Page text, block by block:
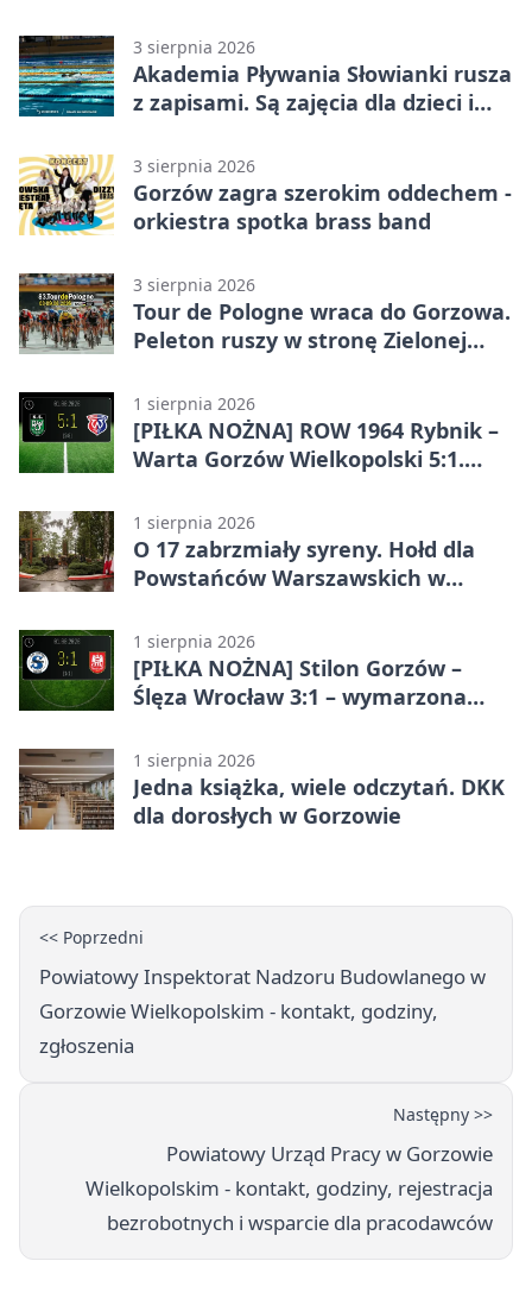
3 sierpnia 2026
Akademia Pływania Słowianki rusza
z zapisami. Są zajęcia dla dzieci i
3 sierpnia 2026
Gorzów zagra szerokim oddechem -
orkiestra spotka brass band
3 sierpnia 2026
Tour de Pologne wraca do Gorzowa.
Peleton ruszy w stronę Zielonej
1 sierpnia 2026
[PIŁKA NOŻNA] ROW 1964 Rybnik –
Warta Gorzów Wielkopolski 5:1.
Lidze Grupa 3 (Grupa III)
1 sierpnia 2026
O 17 zabrzmiały syreny. Hołd dla
Powstańców Warszawskich w
1 sierpnia 2026
[PIŁKA NOŻNA] Stilon Gorzów –
Ślęza Wrocław 3:1 – wymarzona
Grupa 3 (Grupa III)
1 sierpnia 2026
Jedna książka, wiele odczytań. DKK
dla dorosłych w Gorzowie
<< Poprzedni
Powiatowy Inspektorat Nadzoru Budowlanego w
Gorzowie Wielkopolskim - kontakt, godziny,
zgłoszenia
Następny >>
Powiatowy Urząd Pracy w Gorzowie
Wielkopolskim - kontakt, godziny, rejestracja
bezrobotnych i wsparcie dla pracodawców